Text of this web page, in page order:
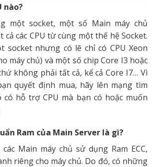
nào?
một socket, một số Main máy chủ
các CPU từ cùng một thế hệ Socket.
socket nhưng có lẽ chỉ có CPU Xeon
máy chủ) và một số chip Core I3 hoặc
không phải tất cả, kể cả Core I7… Vì
quyết định mua, hãy lên mạng tìm
có hỗ trợ CPU mà bạn có hoặc muốn
Ram của Main Server là gì?
Main máy chủ sử dụng Ram ECC,
riêng cho máy chủ. Do đó, có những